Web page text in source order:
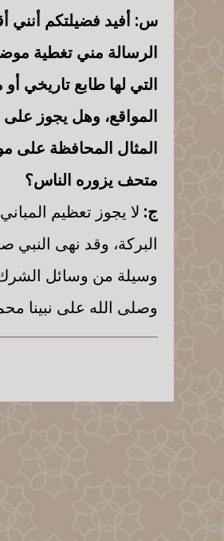
س: أفيد فضيلتكم أنني
الرسالة مني تغطية
التي لها طابع تاريخي
المواقع، وهل يجوز
المثال المحافظة على
متحف يزوره الناس؟
ج: لا يجوز تعظيم
البركة، وقد نهى النبي
وسيلة من وسائل الشرك،
وصلى الله على نبينا